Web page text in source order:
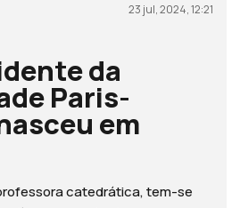
23 jul, 2024, 12:21
da
Paris-
em
catedrática, tem-se